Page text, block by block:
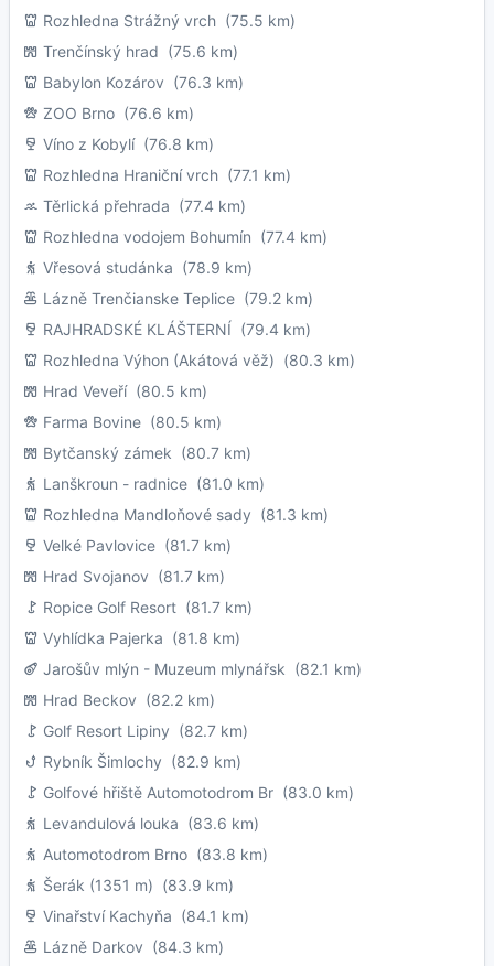
Rozhledna Strážný vrch (75.5 km)
Trenčínský hrad (75.6 km)
Babylon Kozárov (76.3 km)
ZOO Brno (76.6 km)
Víno z Kobylí(76.8 km)
Rozhledna Hraniční vrch (77.1 km)
Těrlická přehrada (77.4 km)
Rozhledna vodojem Bohumín (77.4 km)
Vřesová studánka (78.9 km)
Lázně Trenčianske Teplice (79.2 km)
RAJHRADSKÉ KLÁŠTERNÍ (79.4 km)
Rozhledna Výhon (Akátová věž) (80.3 km)
Hrad Veveří(80.5 km)
Farma Bovine (80.5 km)
Bytčanský zámek (80.7 km)
Lanškroun - radnice (81.0 km)
Rozhledna Mandloňové sady (81.3 km)
Velké Pavlovice (81.7 km)
Hrad Svojanov (81.7 km)
Ropice Golf Resort (81.7 km)
Vyhlídka Pajerka (81.8 km)
Jarošův mlýn - Muzeum mlynářsk (82.1 km)
Hrad Beckov (82.2 km)
Golf Resort Lipiny (82.7 km)
Rybník Šimlochy (82.9 km)
Golfové hřiště Automotodrom Br (83.0 km)
Levandulová louka (83.6 km)
Automotodrom Brno (83.8 km)
Šerák (1351 m) (83.9 km)
Vinařství Kachyňa (84.1 km)
Lázně Darkov (84.3 km)